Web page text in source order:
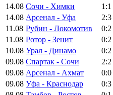
14.08 Сочи - Химки 1:1
14.08 Арсенал - Уфа 2:3
11.08 Рубин - Локомотив 0:2
11.08 Ротор - Зенит 0:2
10.08 Урал - Динамо 0:2
09.08 Спартак - Сочи 2:2
09.08 Арсенал - Ахмат 0:0
09.08 Уфа - Краснодар 0:3